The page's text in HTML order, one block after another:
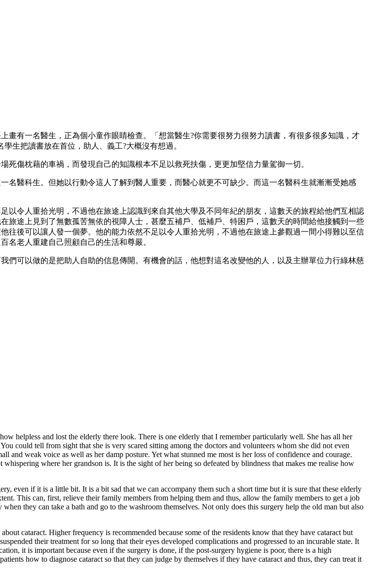
有一名醫生，正為個小童作眼睛檢查。「想當醫生?你需要很努力很努力讀書，有很多很多知識，才
生把讀書放在首位，助人、義工?大概沒有想過。
傷枕藉的車禍，而發現自己的知識根本不足以救死扶傷，更更加堅信力量駕御一切。
名醫科生。但她以行動令這人了解到醫人重要，而醫心就更不可缺少。而這一名醫科生就漸漸受她感
以令人重拾光明，不過他在旅途上認識到來自其他大學及不同年紀的朋友，這數天的旅程給他們互相認
旅途上見到了無數孤苦無依的視障人士，甚麼五補戶、低補戶、特困戶，這數天的時間給他接觸到一些
往後可以讓人發一個夢。他的能力依然不足以令人重拾光明，不過他在旅途上參觀過一間小得難以至信
名老人重建自己照顧自己的生活和尊嚴。
們可以做的是把助人自助的信息傳開。有機會的話，他想對這名改變他的人，以及主辦單位力行綠林慈
helpless and lost the elderly there look. There is one elderly that I remember particularly well. She has all her
could tell from sight that she is very scared sitting among the doctors and volunteers whom she did not even
and weak voice as well as her damp posture. Yet what stunned me most is her loss of confidence and courage.
where her grandson is. It is the sight of her being so defeated by blindness that makes me realise how
even if it is a little bit. It is a bit sad that we can accompany them such a short time but it is sure that these elderly
This can, first, relieve their family members from helping them and thus, allow the family members to get a job
they can take a bath and go to the washroom themselves. Not only does this surgery help the old man but also
cataract. Higher frequency is recommended because some of the residents know that they have cataract but
their treatment for so long that their eyes developed complications and progressed to an incurable state. It
it is important because even if the surgery is done, if the post-surgery hygiene is poor, there is a high
how to diagnose cataract so that they can judge by themselves if they have cataract and thus, they can treat it